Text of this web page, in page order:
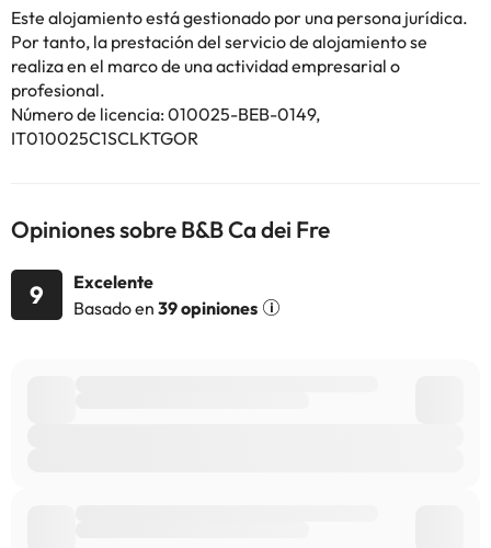
Algunos de los servicios detallados pueden ser de pago. Puedes
consultar sus tarifas directamente en el establecimiento. Toda la
información de esta ficha está sujeta a cambios por parte del
alojamiento. Si tienes dudas, contáctanos.
Este alojamiento está gestionado por una persona jurídica.
Por tanto, la prestación del servicio de alojamiento se
realiza en el marco de una actividad empresarial o
profesional.
Número de licencia: 010025-BEB-0149,
IT010025C1SCLKTGOR
Opiniones sobre B&B Ca dei Fre
9
Excelente
Basado en 39 opiniones